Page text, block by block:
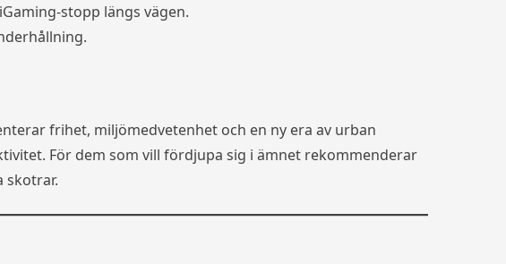
stopp längs vägen.
frihet, miljömedvetenhet och en ny era av urban
För dem som vill fördjupa sig i ämnet rekommenderar
skotrar.